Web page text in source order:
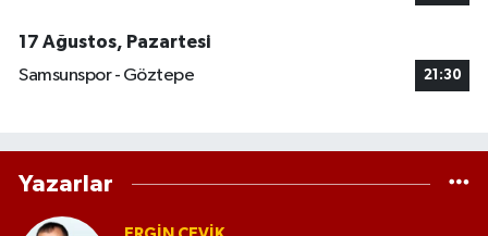
17 Ağustos, Pazartesi
Samsunspor - Göztepe
21:30
Yazarlar